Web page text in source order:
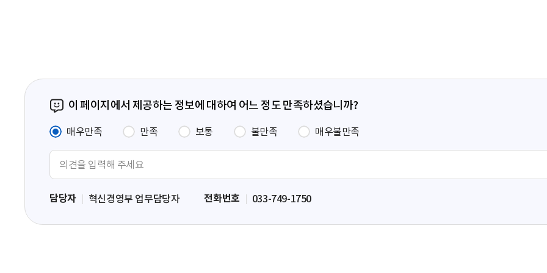
이 페이지에서 제공하는 정보에 대하여 어느 정도 만족하셨습니까?
매우만족 만족 보통 불만족 매우불만족
력
담당자 혁신경영부 업무담당자 전화번호 033-749-1750